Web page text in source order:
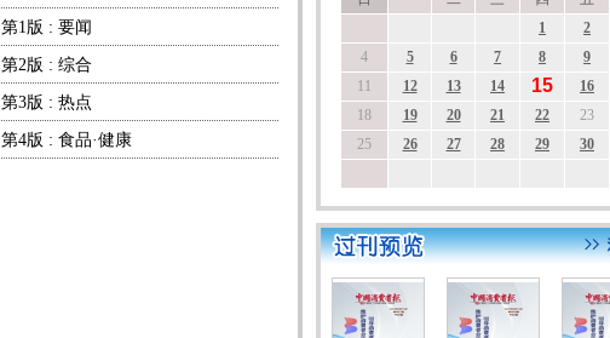
第1版 : 要闻
第2版 : 综合
第3版 : 热点
第4版 : 食品·健康